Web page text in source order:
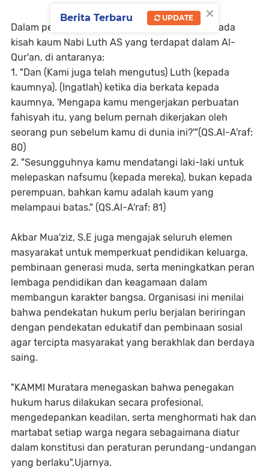
Dalam perspektif Islam, KAMMI BSM merujuk pada
kisah kaum Nabi Luth AS yang terdapat dalam Al-
Qur'an, di antaranya:
1. "Dan (Kami juga telah mengutus) Luth (kepada
kaumnya). (Ingatlah) ketika dia berkata kepada
kaumnya, 'Mengapa kamu mengerjakan perbuatan
fahisyah itu, yang belum pernah dikerjakan oleh
seorang pun sebelum kamu di dunia ini?'"(QS.Al-A'raf:
80)
2. "Sesungguhnya kamu mendatangi laki-laki untuk
melepaskan nafsumu (kepada mereka), bukan kepada
perempuan, bahkan kamu adalah kaum yang
melampaui batas." (QS.Al-A'raf: 81)
Akbar Mua'ziz, S.E juga mengajak seluruh elemen
masyarakat untuk memperkuat pendidikan keluarga,
pembinaan generasi muda, serta meningkatkan peran
lembaga pendidikan dan keagamaan dalam
membangun karakter bangsa. Organisasi ini menilai
bahwa pendekatan hukum perlu berjalan beriringan
dengan pendekatan edukatif dan pembinaan sosial
agar tercipta masyarakat yang berakhlak dan berdaya
saing.
"KAMMI Muratara menegaskan bahwa penegakan
hukum harus dilakukan secara profesional,
mengedepankan keadilan, serta menghormati hak dan
martabat setiap warga negara sebagaimana diatur
dalam konstitusi dan peraturan perundang-undangan
yang berlaku",Ujarnya.
×
Berita Terbaru UPDATE